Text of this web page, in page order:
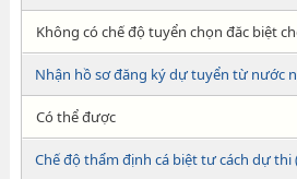
Không có chế độ tuyển chọn đăc biệt
Nhận hồ sơ đăng ký dự tuyển từ nước
Có thể được
Chế độ thẩm định cá biệt tư cách dự thi